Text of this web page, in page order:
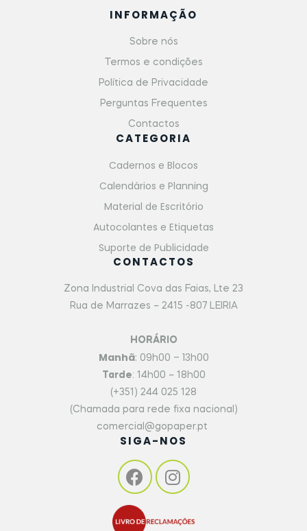
INFORMAÇÃO
Sobre nós
Termos e condições
Política de Privacidade
Perguntas Frequentes
Contactos
CATEGORIA
Cadernos e Blocos
Calendários e Planning
Material de Escritório
Autocolantes e Etiquetas
Suporte de Publicidade
CONTACTOS
Zona Industrial Cova das Faias, Lte 23
Rua de Marrazes – 2415 -807 LEIRIA
HORÁRIO
Manhã: 09h00 – 13h00
Tarde: 14h00 – 18h00
(+351) 244 025 128
(Chamada para rede fixa nacional)
comercial@gopaper.pt
SIGA-NOS